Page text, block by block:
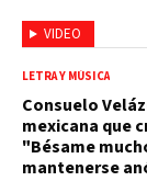
VIDEO
LETRA Y MÚSICA
Consuelo
mexicana que
"Bésame
mantenerse